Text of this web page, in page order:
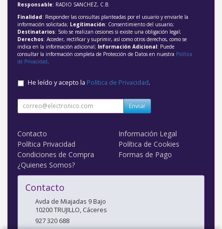
Responsable: RADIO SANCHEZ, C.B.
Finalidad: Responder las consultas planteadas por el usuario y enviarle la
información solicitada; Legitimación: Consentimiento del usuario;
Destinatarios: Solo se realizan cesiones si existe una obligación legal;
Derechos: Acceder, rectificar y suprimir, así como otros derechos, como se
indica en la información adicional; Información Adicional: Puede
consultar la información completa de Protección de Datos en nuestra Política
de Privacidad
He leído y acepto la Política de Privacidad.
Enviar
Contacto
Información Legal
Política Privacidad
Política de Cookies
Condiciones de Compra
Formas de Pago
¿Quienes Somos?
Contacto
Avda de Miajadas 9 Bajo
10200TRUJILLO, Cáceres
927 320 688